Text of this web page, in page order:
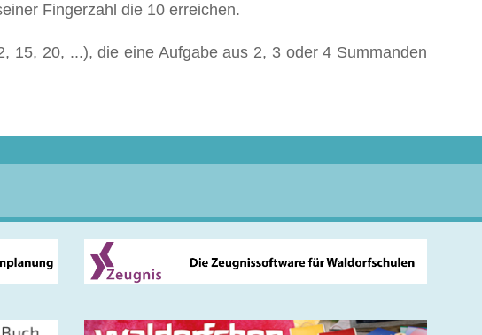
Fingerzahl die 10 erreichen.
15, 20, ...), die eine Aufgabe aus 2, 3 oder 4 Summanden